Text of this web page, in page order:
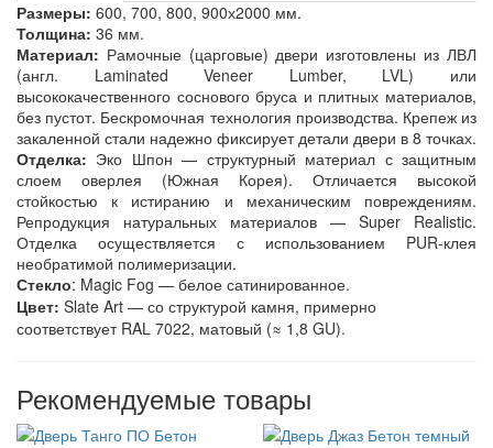
Размеры: 600, 700, 800, 900х2000 мм.
Толщина: 36 мм.
Материал: Рамочные (царговые) двери изготовлены из ЛВЛ
(англ. Laminated Veneer Lumber, LVL) или
высококачественного соснового бруса и плитных материалов,
без пустот. Бескромочная технология производства. Крепеж из
закаленной стали надежно фиксирует детали двери в 8 точках.
Отделка: Эко Шпон — структурный материал с защитным
слоем оверлея (Южная Корея). Отличается высокой
стойкостью к истиранию и механическим повреждениям.
Репродукция натуральных материалов — Super Realistic.
Отделка осуществляется с использованием PUR-клея
необратимой полимеризации.
Стекло: Magic Fog — белое сатинированное.
Цвет: Slate Art — со структурой камня, примерно
соответствует RAL 7022, матовый (≈ 1,8 GU).
Рекомендуемые товары